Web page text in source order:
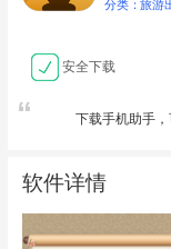
分类：旅游
安全下载
下载手机助手
软件详情